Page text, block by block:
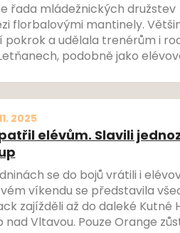
řada mládežnických družstev
florbalovými mantinely.
pokrok a udělala trenérům i
podobně jako
objevily také i elévky.
2025
elévům. Slavili
se do bojů vrátili i
víkendu se představila
zajížděli až do daleké Kutné
Vltavou. Pouze Orange